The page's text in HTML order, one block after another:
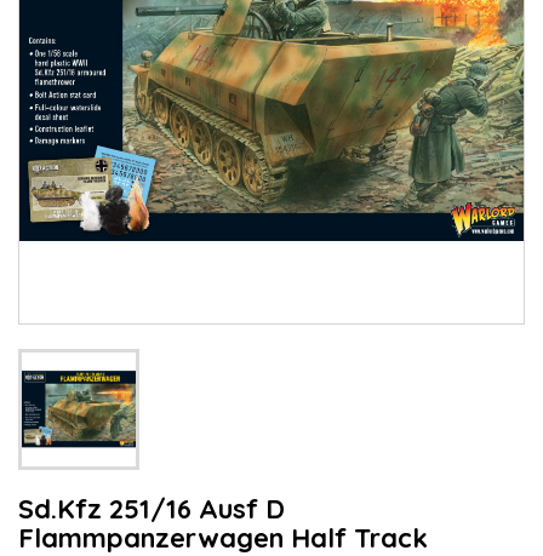
Sd.Kfz 251/16 Ausf D
Flammpanzerwagen Half Track